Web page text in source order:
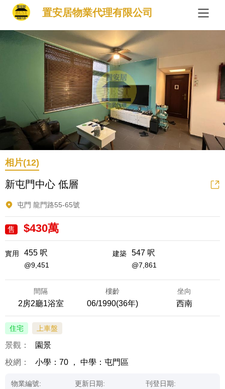
置安居物業代理有限公司
相片(12)
新屯門中心 低層
屯門 龍門路55-65號
售 $430萬
實用 455 呎
@9,451
建築 547 呎
@7,861
間隔
2房2廳1浴室
樓齡
06/1990(36年)
坐向
西南
住宅 上車盤
景觀：
園景
校網：
小學：70 ， 中學：屯門區
物業編號:
更新日期:
刊登日期: